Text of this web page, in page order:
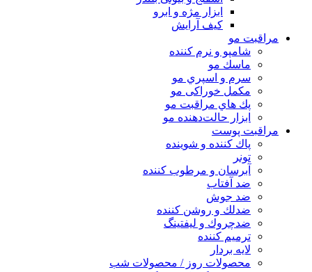
ابزار مژه و ابرو
کیف آرایش
مراقبت مو
شامپو و نرم كننده
ماسك مو
سرم و اسپري مو
مكمل خوراكی مو
پك هاي مراقبت مو
ابزار حالت‌دهنده مو
مراقبت پوست
پاك كننده و شوينده
تونر
آبرسان و مرطوب كننده
ضد آفتاب
ضد جوش
ضدلك و روشن كننده
ضدچروك و ليفتينگ
ترميم كننده
لايه بردار
محصولات روز / محصولات شب